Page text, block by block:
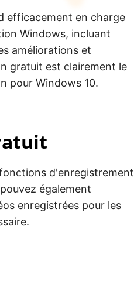
efficacement en charge
Windows, incluant
améliorations et
gratuit est clairement le
pour Windows 10.
d'enregistrement
également
enregistrées pour les